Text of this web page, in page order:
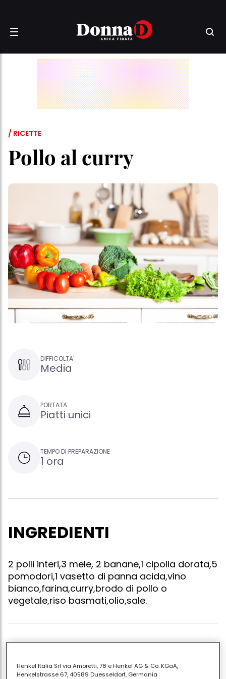
/ RICETTE
Pollo al curry
DIFFICOLTA'
Media
PORTATA
Piatti unici
TEMPO DI PREPARAZIONE
1 ora
INGREDIENTI
2 polli interi,3 mele, 2 banane,1 cipolla dorata,5
pomodori,1 vasetto di panna acida,vino
bianco,farina,curry,brodo di pollo o
vegetale,riso basmati,olio,sale.
Tagliare il pollo a pezzetti, privarlo della pelle e farlo
doratura.intanto tritare i pomodori, le mele e le
Henkel Italia Srl via Amoretti, 78 e Henkel AG & Co. KGaA,
Henkelstrasse 67, 40589 Duesseldorf, Germania